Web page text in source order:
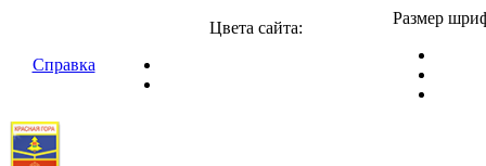
Справка
Цвета сайта:
Размер